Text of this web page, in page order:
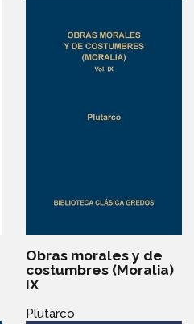
Obras morales y de
costumbres (Moralia)
IX
Plutarco